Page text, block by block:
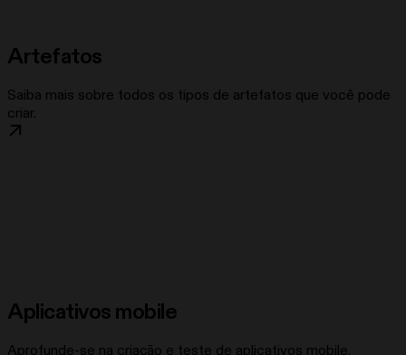
Artefatos
Saiba mais sobre todos os tipos de artefatos que você pode
criar.
Aplicativos mobile
Aprofunde-se na criação e teste de aplicativos mobile.